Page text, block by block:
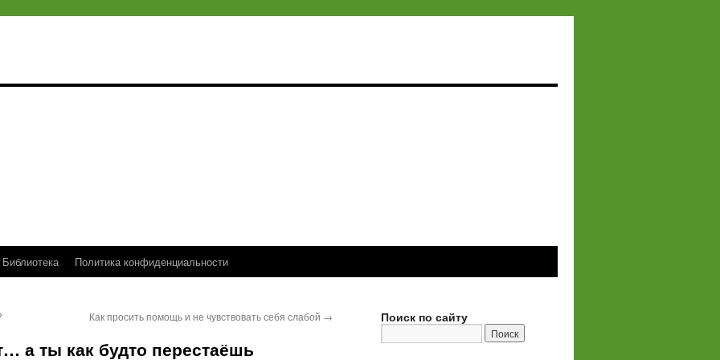
Библиотека Политика конфиденциальности
Как просить помощь и не чувствовать себя слабой →
а ты как будто перестаёшь
Поиск по сайту